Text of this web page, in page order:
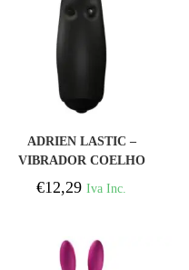
ADRIEN LASTIC –
VIBRADOR COELHO
PRETO DE BOLSO
LASTIC
€12,29 Iva Inc.